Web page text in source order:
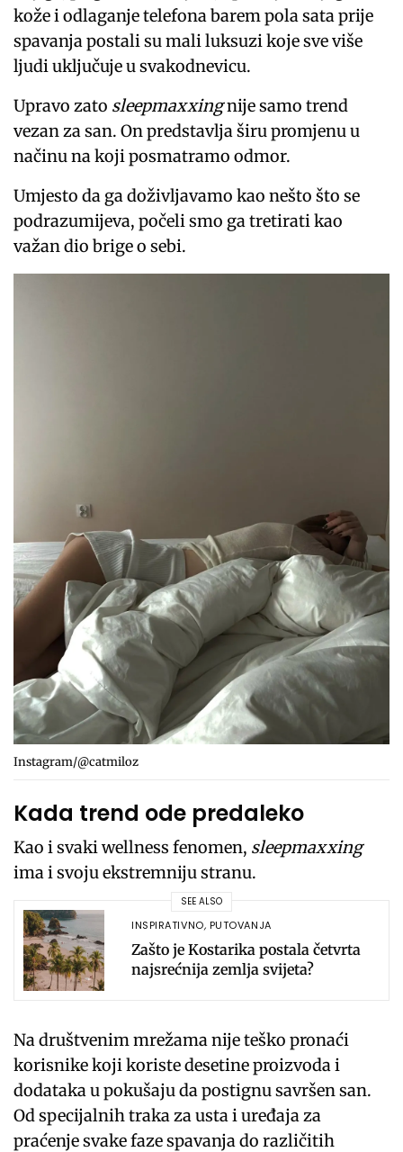
kože i odlaganje telefona barem pola sata prije
spavanja postali su mali luksuzi koje sve više
ljudi uključuje u svakodnevicu.
Upravo zato sleepmaxxingnije samo trend
vezan za san. On predstavlja širu promjenu u
načinu na koji posmatramo odmor.
Umjesto da ga doživljavamo kao nešto što se
podrazumijeva, počeli smo ga tretirati kao
važan dio brige o sebi.
Instagram/@catmiloz
Kada trend ode predaleko
Kao i svaki wellness fenomen, sleepmaxxing
ima i svoju ekstremniju stranu.
SEE ALSO
INSPIRATIVNO, PUTOVANJA
Zašto je Kostarika postala četvrta
najsrećnija zemlja svijeta?
Na društvenim mrežama nije teško pronaći
korisnike koji koriste desetine proizvoda i
dodataka u pokušaju da postignu savršen san.
Od specijalnih traka za usta i uređaja za
praćenje svake faze spavanja do različitih